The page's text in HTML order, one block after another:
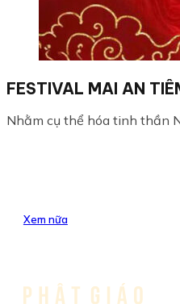
FESTIVAL MAI AN
Nhằm cụ thể hóa tinh thần
Xem nữa